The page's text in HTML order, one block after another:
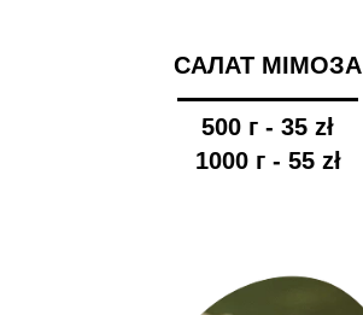
500 г - 35 zł
1000 г - 55 zł
САЛАТ МІМОЗА